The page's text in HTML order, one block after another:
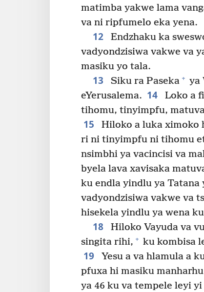
matimba yakwe lama
va ni ripfumelo eka yena.
12 Endzhaku ka
vadyondzisiwa vakwe va
masiku yo tala.
13 Siku ra Paseka + ya
eYerusalema. 14
Loko a
tihomu, tinyimpfu,
15
Hiloko a luka ximoko
ri ni tinyimpfu ni tihomu
nsimbhi ya vacincisi va
byela lava xavisaka
ku endla yindlu ya Tatana
vadyondzisiwa vakwe va
hisekela yindlu ya wena
18
Hiloko Vayuda va
singita rihi, + ku kombisa
19
Yesu a va hlamula a
pfuxa hi masiku
ya 46 ku va tempele leyi